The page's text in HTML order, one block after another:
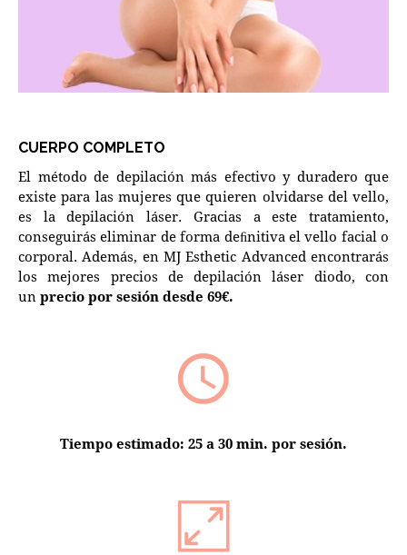
CUERPO COMPLETO
El método de depilación más efectivo y duradero que
existe para las mujeres que quieren olvidarse del vello,
es la depilación láser. Gracias a este tratamiento,
conseguirás eliminar de forma deﬁnitiva el vello facial o
corporal. Además, en MJ Esthetic Advanced encontrarás
los mejores precios de depilación láser diodo, con
un precio por sesión desde 69€.
Tiempo estimado: 25 a 30 min. por sesión.